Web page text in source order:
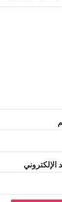
الإلكتروني